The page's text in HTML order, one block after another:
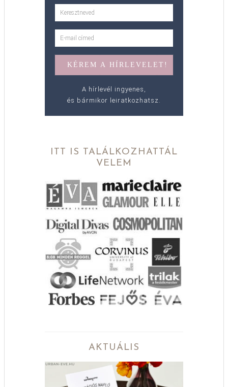
A hírlevél ingyenes,
és bármikor leiratkozhatsz.
ITT IS TALÁLKOZHATTÁL
VELEM
AKTUÁLIS